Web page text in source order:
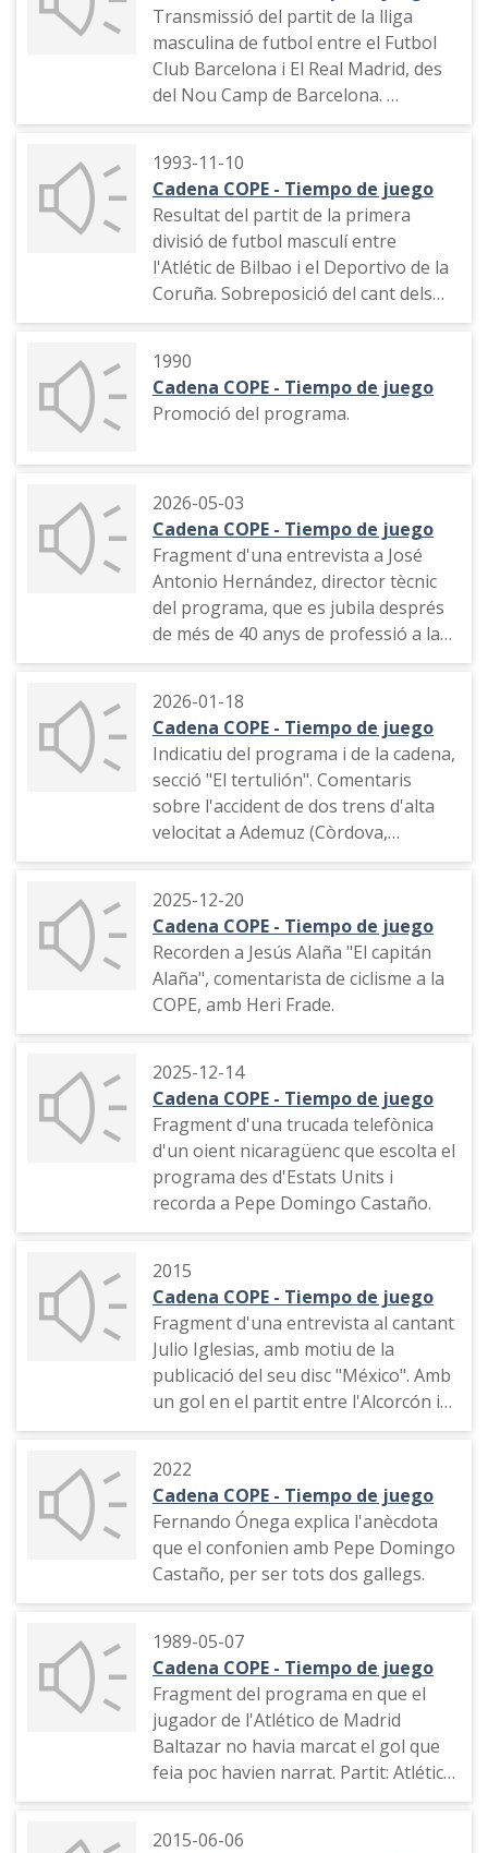
Transmissió del partit de la lliga
masculina de futbol entre el Futbol
Club Barcelona i El Real Madrid, des
del Nou Camp de Barcelona.
Romario.
Descripció de l'ambient a la
banqueta del Real Madrid.
Cant delquart gol del Barça fet per
Romario.
Final del partit i entrevista al jugador
del Futbol Club Barcelona Johan
1993-11-10
Cadena COPE - Tiempo de juego
Resultat del partit de la primera
divisió de futbol masculí entre
l'Atlétic de Bilbao i el Deportivo de la
Coruña. Sobreposició del cant dels
gols als camps del Rayo Vallecano i
l'enuig de José María García
1990
Cadena COPE - Tiempo de juego
Promoció del programa.
2026-05-03
Cadena COPE - Tiempo de juego
Fragment d'una entrevista a José
Antonio Hernández, director tècnic
del programa, que es jubila després
de més de 40 anys de professió a la
ràdio.
2026-01-18
Cadena COPE - Tiempo de juego
Indicatiu del programa i de la cadena,
secció "El tertulión". Comentaris
sobre l'accident de dos trens d'alta
velocitat a Ademuz (Còrdova,
Andalusia)
2025-12-20
Cadena COPE - Tiempo de juego
Recorden a Jesús Alaña "El capitán
Alaña", comentarista de ciclisme a la
COPE, amb Heri Frade.
2025-12-14
Cadena COPE - Tiempo de juego
Fragment d'una trucada telefònica
d'un oient nicaragüenc que escolta el
programa des d'Estats Units i
recorda a Pepe Domingo Castaño.
2015
Cadena COPE - Tiempo de juego
Fragment d'una entrevista al cantant
Julio Iglesias, amb motiu de la
publicació del seu disc "México". Amb
un gol en el partit entre l'Alcorcón i
el Llagostera
2022
Cadena COPE - Tiempo de juego
Fernando Ónega explica l'anècdota
que el confonien amb Pepe Domingo
Castaño, per ser tots dos gallegs.
1989-05-07
Cadena COPE - Tiempo de juego
Fragment del programa en que el
jugador de l'Atlético de Madrid
Baltazar no havia marcat el gol que
feia poc havien narrat. Partit: Atlético
de Madrid - Real Sociedad.
2015-06-06